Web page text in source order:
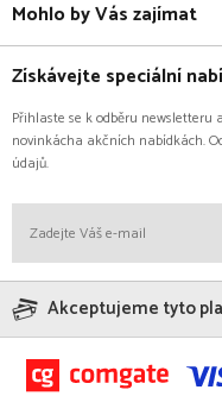
Mohlo by Vás zajímat
Získávejte speciální
Přihlaste se k odběru newsletteru
novinkácha akčních nabídkách.
údajů.
Akceptujeme tyto